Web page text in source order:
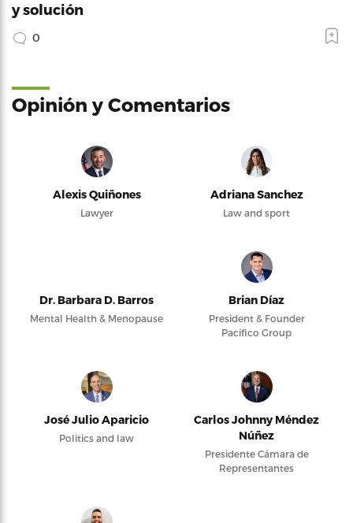
y solución
0
Opinión y Comentarios
Alexis Quiñones
Lawyer
Adriana Sanchez
Law and sport
Dr. Barbara D. Barros
Mental Health & Menopause
Brian Díaz
President & Founder
Pacifico Group
José Julio Aparicio
Politics and law
Carlos Johnny Méndez
Núñez
Presidente Cámara de
Representantes